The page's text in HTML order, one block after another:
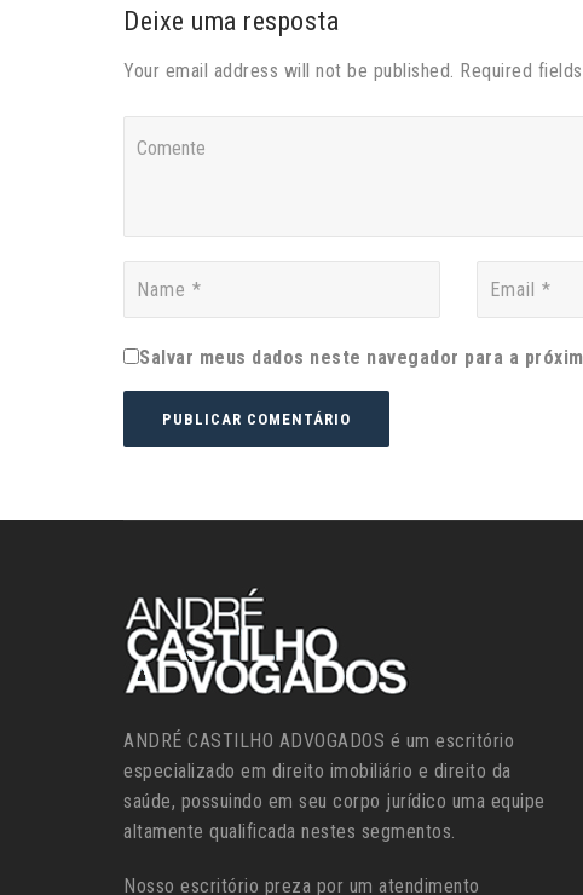
Deixe uma resposta
Your email address will not be published. Required
Salvar meus dados neste navegador para a
ANDRÉ CASTILHO ADVOGADOS é um escritório
especializado em direito imobiliário e direito da
saúde, possuindo em seu corpo jurídico uma equipe
altamente qualificada nestes segmentos.
Nosso escritório preza por um atendimento